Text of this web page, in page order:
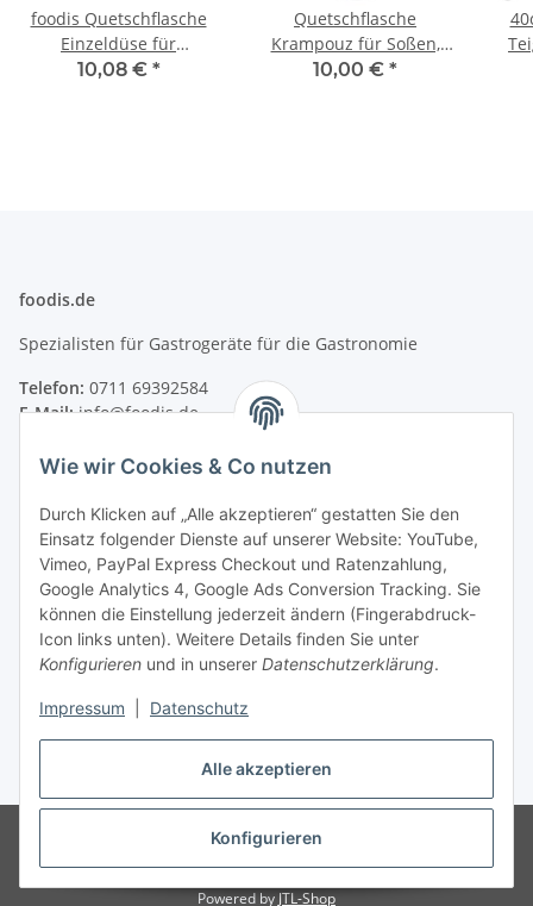
Alle akzeptieren
Konfigurieren
Wie wir Cookies & Co nutzen
Durch Klicken auf „Alle akzeptieren“ gestatten Sie den
Einsatz folgender Dienste auf unserer Website: YouTube,
Vimeo, PayPal Express Checkout und Ratenzahlung,
Google Analytics 4, Google Ads Conversion Tracking. Sie
können die Einstellung jederzeit ändern (Fingerabdruck-
Icon links unten). Weitere Details finden Sie unter
Konfigurieren und in unserer Datenschutzerklärung.
Impressum Datenschutz
foodis Quetschflasche
Einzeldüse für
Schokowärmer, Soßen,
10,08 € *
Quetschflasche
Krampouz für Soßen,
Soßenwärmer,
10,00 € *
foodis.de
Spezialisten für Gastrogeräte für die Gastronomie
Telefon: 0711 69392584
E-Mail:info@foodis.de
Adresse:
Adolf-Murthum-Straße 23
70771 Leinfelden-Echterdingen
Deutschland
Supportzeiten:
Montag–Freitag, 08:00–17:00 Uhr
Informationen
Rechtliches
* Alle Preise zzgl. gesetzlicher USt., zzgl.Versand
© 2024-2026 - Foodis GmbH
Verkauf nur an gewerbliche Abnehmer
Powered by JTL-Shop